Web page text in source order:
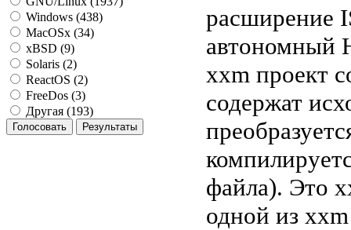
Windows (438)
MacOSx (34)
xBSD (9)
Solaris (2)
ReactOS (2)
FreeDos (3)
Другая (193)
расширение
автономный
xxm проект
содержат
файла). Это
одной из